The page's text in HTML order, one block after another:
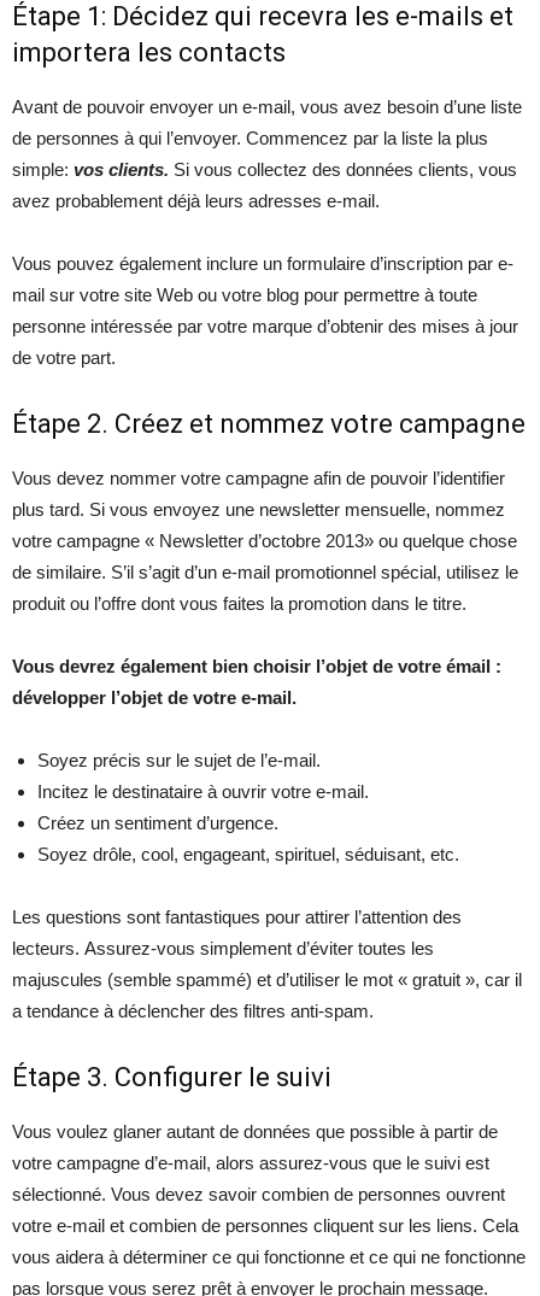
Étape 1: Décidez qui recevra les e-mails et
importera les contacts
Avant de pouvoir envoyer un e-mail, vous avez besoin d’une liste
de personnes à qui l’envoyer. Commencez par la liste la plus
simple: vos clients. Si vous collectez des données clients, vous
avez probablement déjà leurs adresses e-mail.
Vous pouvez également inclure un formulaire d’inscription par e-
mail sur votre site Web ou votre blog pour permettre à toute
personne intéressée par votre marque d’obtenir des mises à jour
de votre part.
Étape 2. Créez et nommez votre campagne
Vous devez nommer votre campagne afin de pouvoir l’identifier
plus tard. Si vous envoyez une newsletter mensuelle, nommez
votre campagne « Newsletter d’octobre 2013» ou quelque chose
de similaire. S’il s’agit d’un e-mail promotionnel spécial, utilisez le
produit ou l’offre dont vous faites la promotion dans le titre.
Vous devrez également bien choisir l’objet de votre émail :
développer l’objet de votre e-mail.
Soyez précis sur le sujet de l’e-mail.
Incitez le destinataire à ouvrir votre e-mail.
Créez un sentiment d’urgence.
Soyez drôle, cool, engageant, spirituel, séduisant, etc.
Les questions sont fantastiques pour attirer l’attention des
lecteurs. Assurez-vous simplement d’éviter toutes les
majuscules (semble spammé) et d’utiliser le mot « gratuit », car il
a tendance à déclencher des filtres anti-spam.
Étape 3. Configurer le suivi
Vous voulez glaner autant de données que possible à partir de
votre campagne d’e-mail, alors assurez-vous que le suivi est
sélectionné. Vous devez savoir combien de personnes ouvrent
votre e-mail et combien de personnes cliquent sur les liens. Cela
vous aidera à déterminer ce qui fonctionne et ce qui ne fonctionne
pas lorsque vous serez prêt à envoyer le prochain message.